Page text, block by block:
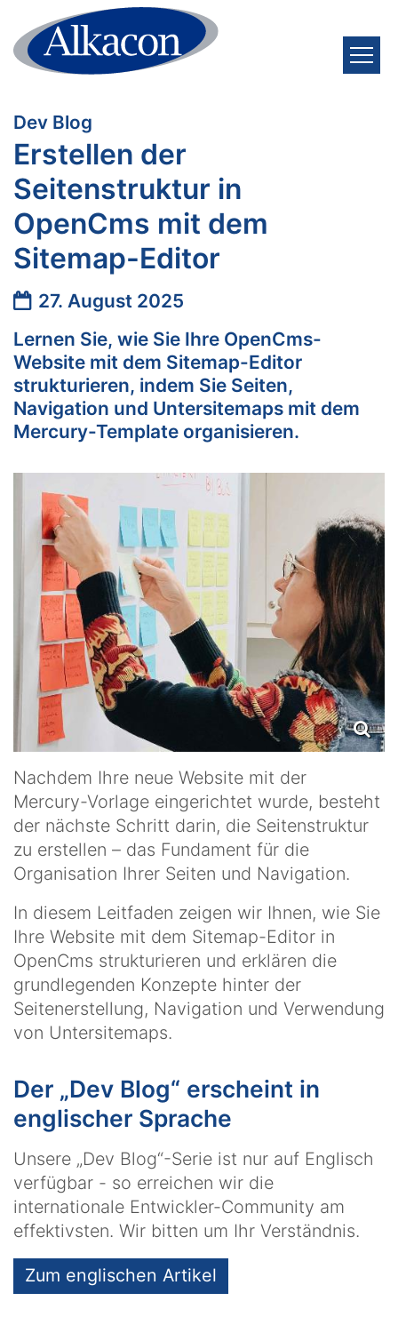
Zum Inhalt springen
Dev Blog
Erstellen der
Seitenstruktur in
OpenCms mit dem
Sitemap-Editor
Datum:
27. August 2025
Lernen Sie, wie Sie Ihre OpenCms-
Website mit dem Sitemap-Editor
strukturieren, indem Sie Seiten,
Navigation und Untersitemaps mit dem
Mercury-Template organisieren.
Nachdem Ihre neue Website mit der
Mercury-Vorlage eingerichtet wurde, besteht
der nächste Schritt darin, die Seitenstruktur
zu erstellen – das Fundament für die
Organisation Ihrer Seiten und Navigation.
In diesem Leitfaden zeigen wir Ihnen, wie Sie
Ihre Website mit dem Sitemap-Editor in
OpenCms strukturieren und erklären die
grundlegenden Konzepte hinter der
Seitenerstellung, Navigation und Verwendung
von Untersitemaps.
Der „Dev Blog“ erscheint in
englischer Sprache
Unsere „Dev Blog“-Serie ist nur auf Englisch
verfügbar - so erreichen wir die
internationale Entwickler-Community am
effektivsten. Wir bitten um Ihr Verständnis.
Zum englischen Artikel